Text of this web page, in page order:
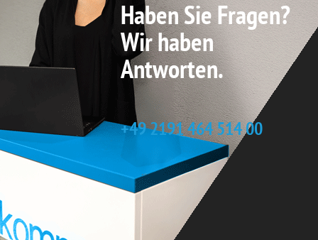
Haben Sie Fragen?
Wir haben
Antworten.
+49 2191 464 514 00